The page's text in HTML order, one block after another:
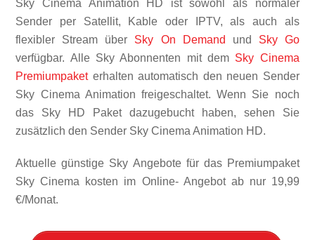
Sky Cinema Animation HD ist sowohl als normaler
Sender per Satellit, Kable oder IPTV, als auch als
flexibler Stream über Sky On Demand und Sky Go
verfügbar. Alle Sky Abonnenten mit dem Sky Cinema
Premiumpaketerhalten automatisch den neuen Sender
Sky Cinema Animation freigeschaltet. Wenn Sie noch
das Sky HD Paket dazugebucht haben, sehen Sie
zusätzlich den Sender Sky Cinema Animation HD.
Aktuelle günstige Sky Angebote für das Premiumpaket
Sky Cinema kosten im Online- Angebot ab nur 19,99
€/Monat.